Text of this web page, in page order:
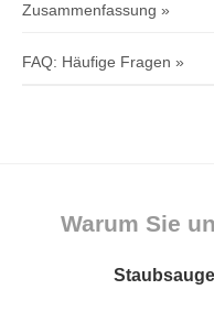
Zusammenfassung
FAQ: Häufige Fragen
Warum Sie